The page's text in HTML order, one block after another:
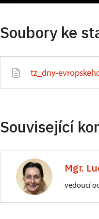
Soubory ke
tz_dny-
Související
Mgr.
vedoucí